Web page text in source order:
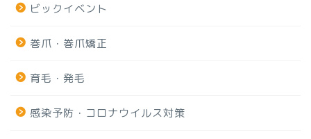
ビックイベント
巻爪・巻爪矯正
育毛・発毛
感染予防・コロナウイルス対策